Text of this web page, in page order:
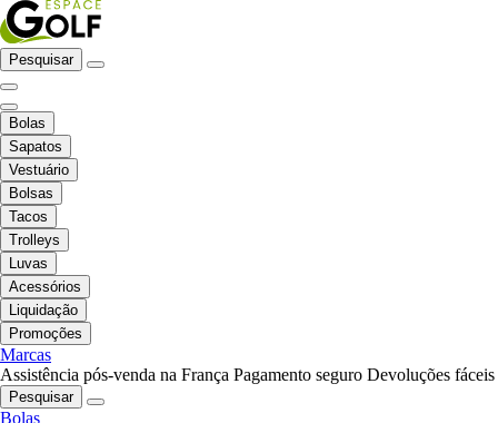
Pesquisar
Bolas
Sapatos
Vestuário
Bolsas
Tacos
Trolleys
Luvas
Acessórios
Liquidação
Promoções
Marcas
Assistência pós-venda na França Pagamento seguro Devoluções fáceis
Pesquisar
Bolas